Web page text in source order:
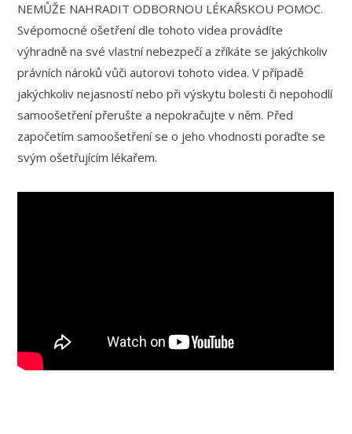
NEMŮŽE NAHRADIT ODBORNOU LÉKAŘSKOU POMOC.
Svépomocné ošetření dle tohoto videa provádíte
výhradně na své vlastní nebezpečí a zříkáte se jakýchkoliv
právních nároků vůči autorovi tohoto videa. V případě
jakýchkoliv nejasností nebo při výskytu bolesti či nepohodlí
samoošetření přerušte a nepokračujte v něm. Před
započetím samoošetření se o jeho vhodnosti poraďte se
svým ošetřujícím lékařem.